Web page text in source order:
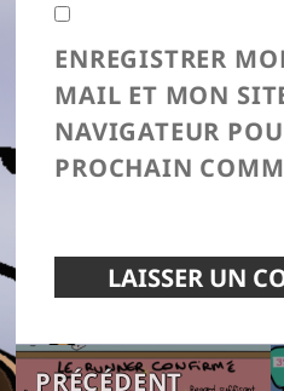
ENREGISTRER
MAIL ET MON
NAVIGATEUR
PROCHAIN
Navigation
PRÉCÉDENTArticle